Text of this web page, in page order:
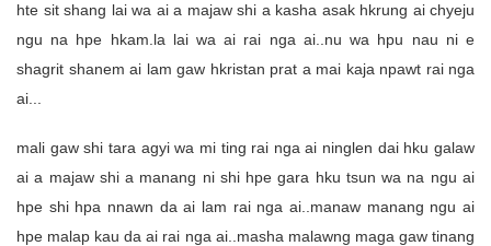
hte sit shang lai wa ai a majaw shi a kasha asak hkrung ai chyeju
ngu na hpe hkam.la lai wa ai rai nga ai..nu wa hpu nau ni e
shagrit shanem ai lam gaw hkristan prat a mai kaja npawt rai nga
ai...
mali gaw shi tara agyi wa mi ting rai nga ai ninglen dai hku galaw
ai a majaw shi a manang ni shi hpe gara hku tsun wa na ngu ai
hpe shi hpa nnawn da ai lam rai nga ai..manaw manang ngu ai
hpe malap kau da ai rai nga ai..masha malawng maga gaw tinang